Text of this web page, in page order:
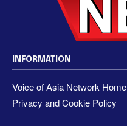
INFORMATION
Voice of Asia Network Home
Privacy and Cookie Policy